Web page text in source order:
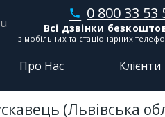
phone 0 800 33 53
Всі дзвінки
з мобільних та стаціонарних
Про Нас Клієнти
(Львівська